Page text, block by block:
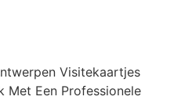
Visitekaartjes
Met Een Professionele